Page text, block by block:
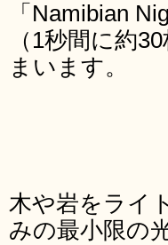
「Namibian
（1秒間に約
まいます。
木や岩をライ
みの最小限の